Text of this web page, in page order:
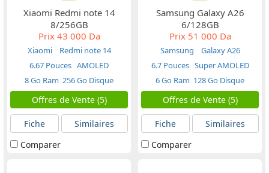
Xiaomi Redmi note 14
8/256GB
Prix43 000 Da
Xiaomi
Redmi note 14
6.67 Pouces AMOLED
8 Go Ram 256 Go Disque
Offres de Vente (5)
Fiche
Similaires
Comparer
Samsung Galaxy A26
6/128GB
Prix51 000 Da
Samsung
Galaxy A26
6.7 Pouces Super AMOLED
6 Go Ram 128 Go Disque
Offres de Vente (5)
Fiche
Similaires
Comparer